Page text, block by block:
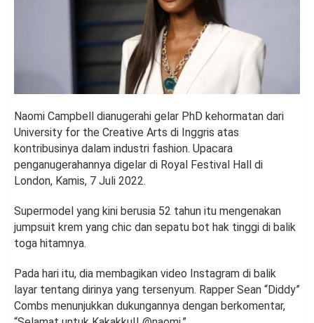
Naomi Campbell dianugerahi gelar PhD kehormatan dari
University for the Creative Arts di Inggris atas
kontribusinya dalam industri fashion. Upacara
penganugerahannya digelar di Royal Festival Hall di
London, Kamis, 7 Juli 2022.
Supermodel yang kini berusia 52 tahun itu mengenakan
jumpsuit krem yang chic dan sepatu bot hak tinggi di balik
toga hitamnya.
Pada hari itu, dia membagikan video Instagram di balik
layar tentang dirinya yang tersenyum. Rapper Sean “Diddy”
Combs menunjukkan dukungannya dengan berkomentar,